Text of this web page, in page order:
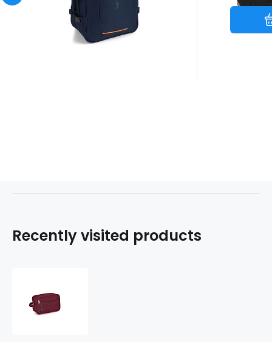
Recently visited products